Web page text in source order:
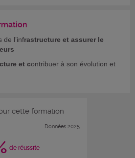
de l’infrastructure et assurer le
et contribuer à son évolution et
cette formation
Données 2025
de réussite